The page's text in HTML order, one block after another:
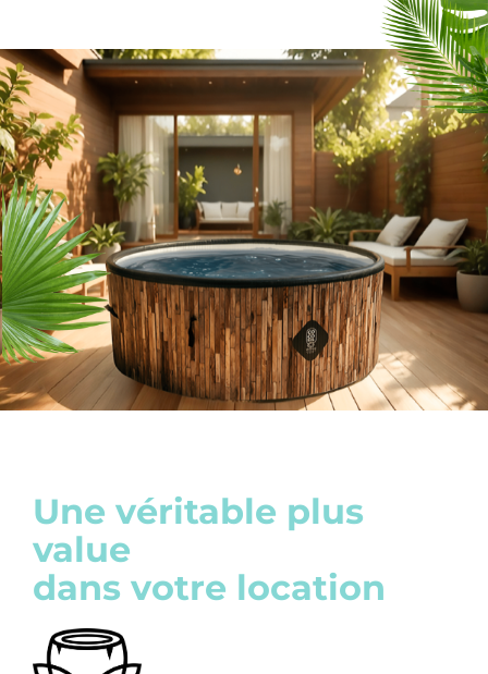
Une véritable plus
value
dans votre location